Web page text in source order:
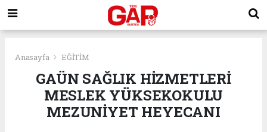
Anasayfa EĞİTİM
GAÜN SAĞLIK HİZMETLERİ
MESLEK YÜKSEKOKULU
MEZUNİYET HEYECANI